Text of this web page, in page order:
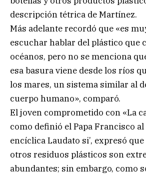
descripción tétrica de Martínez.
Más adelante recordó que «es
escuchar hablar del plástico que
océanos, pero no se menciona
esa basura viene desde los ríos
los mares, un sistema similar al
cuerpo humano», comparó.
El joven comprometido con «La
como definió el Papa Francisco
encíclica Laudato si’, expresó
otros residuos plásticos son
abundantes; sin embargo, como